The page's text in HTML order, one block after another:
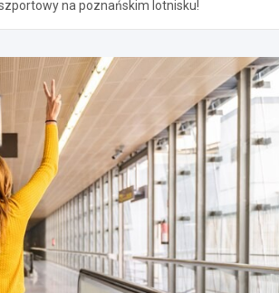
na poznańskim lotnisku!